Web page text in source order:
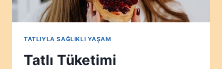
TATLIYLA SAĞLIKLI YAŞAM
Tatlı Tüketimi